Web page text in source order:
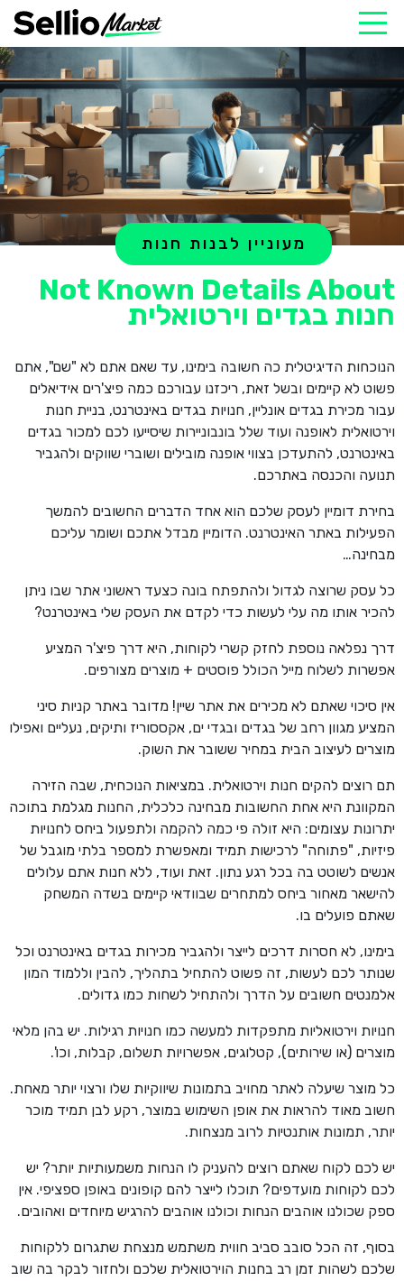
Not Known Details About
חנות בגדים וירטואלית
מעוניין לבנות חנות
הנוכחות הדיגיטלית כה חשובה בימינו, עד שאם אתם לא "שם", אתם
פשוט לא קיימים ובשל זאת, ריכזנו עבורכם כמה פיצ'רים אידיאלים
עבור מכירת בגדים אונליין, חנויות בגדים באינטרנט, בניית חנות
וירטואלית לאופנה ועוד שלל בונבוניירות שיסייעו לכם למכור בגדים
באינטרנט, להתעדכן בצווי אופנה מובילים ושוברי שווקים ולהגביר
תנועה והכנסה באתרכם.
בחירת דומיין לעסק שלכם הוא אחד הדברים החשובים להמשך
הפעילות באתר האינטרנט. הדומיין מבדל אתכם ושומר עליכם
מבחינה…
כל עסק שרוצה לגדול ולהתפתח בונה כצעד ראשוני אתר שבו ניתן
להכיר אותו מה עלי לעשות כדי לקדם את העסק שלי באינטרנט?
דרך נפלאה נוספת לחזק קשרי לקוחות, היא דרך פיצ'ר המציע
אפשרות לשלוח מייל הכולל פוסטים + מוצרים מצורפים.
אין סיכוי שאתם לא מכירים את אתר שיין! מדובר באתר קניות סיני
המציע מגוון רחב של בגדים ובגדי ים, אקססוריז ותיקים, נעליים ואפילו
מוצרים לעיצוב הבית במחיר ששובר את השוק.
תם רוצים להקים חנות וירטואלית. במציאות הנוכחית, שבה הזירה
המקוונת היא אחת החשובות מבחינה כלכלית, החנות מגלמת בתוכה
יתרונות עצומים: היא זולה פי כמה להקמה ולתפעול ביחס לחנויות
פיזיות, "פתוחה" לרכישות תמיד ומאפשרת למספר בלתי מוגבל של
אנשים לשוטט בה בכל רגע נתון. זאת ועוד, ללא חנות אתם עלולים
להישאר מאחור ביחס למתחרים שבוודאי קיימים בשדה המשחק
שאתם פועלים בו.
בימינו, לא חסרות דרכים לייצר ולהגביר מכירות בגדים באינטרנט וכל
שנותר לכם לעשות, זה פשוט להתחיל בתהליך, להבין וללמוד המון
אלמנטים חשובים על הדרך ולהתחיל לשחות כמו גדולים.
חנויות וירטואליות מתפקדות למעשה כמו חנויות רגילות. יש בהן מלאי
מוצרים (או שירותים), קטלוגים, אפשרויות תשלום, קבלות, וכו'.
כל מוצר שיעלה לאתר מחויב בתמונות שיווקיות שלו ורצוי יותר מאחת.
חשוב מאוד להראות את אופן השימוש במוצר, רקע לבן תמיד מוכר
יותר, תמונות אותנטיות לרוב מנצחות.
יש לכם לקוח שאתם רוצים להעניק לו הנחות משמעותיות יותר? יש
לכם לקוחות מועדפים? תוכלו לייצר להם קופונים באופן ספציפי. אין
ספק שכולנו אוהבים הנחות וכולנו אוהבים להרגיש מיוחדים ואהובים.
בסוף, זה הכל סובב סביב חווית משתמש מנצחת שתגרום ללקוחות
שלכם לשהות זמן רב בחנות הוירטואלית שלכם ולחזור לבקר בה שוב